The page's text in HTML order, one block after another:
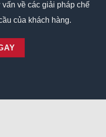
về các giải pháp chế
của khách hàng.